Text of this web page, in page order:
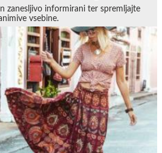
zanesljivo informirani ter spremljajte
vsebine.